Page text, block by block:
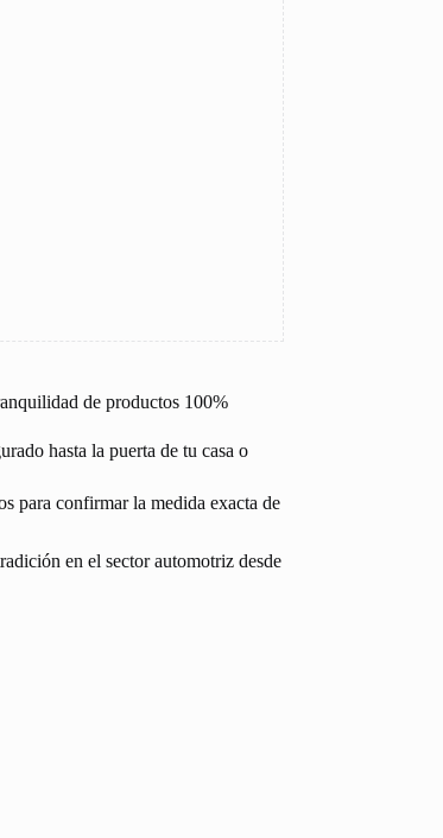
de productos 100%
hasta la puerta de tu casa o
para confirmar la medida exacta de
en el sector automotriz desde